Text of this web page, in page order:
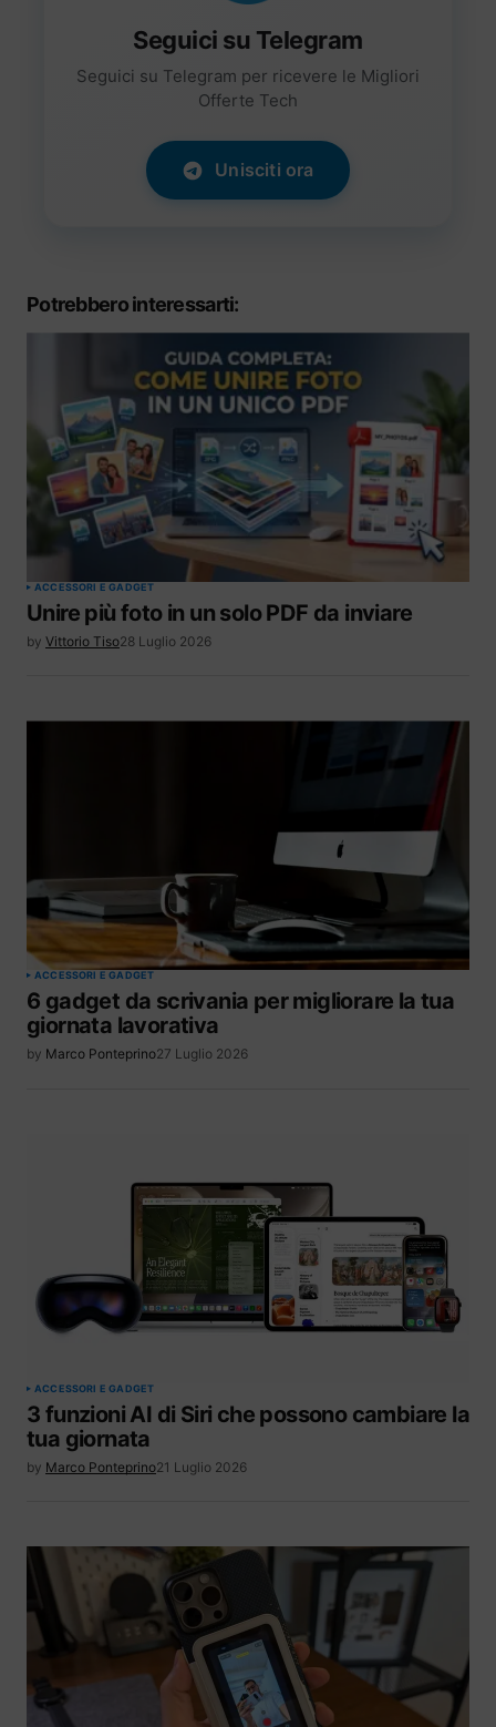
Seguici su Telegram
Seguici su Telegram per ricevere le Migliori
Offerte Tech
Unisciti ora
Potrebbero interessarti:
ACCESSORI E GADGET
Unire più foto in un solo PDF da inviare
by Vittorio Tiso28 Luglio 2026
ACCESSORI E GADGET
6 gadget da scrivania per migliorare la tua
giornata lavorativa
by Marco Ponteprino27 Luglio 2026
ACCESSORI E GADGET
3 funzioni AI di Siri che possono cambiare la
tua giornata
by Marco Ponteprino21 Luglio 2026